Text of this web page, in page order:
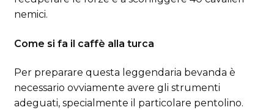
nemici.
Come si fa il caffè alla turca
Per preparare questa leggendaria bevanda è
necessario ovviamente avere gli strumenti
adeguati, specialmente il particolare pentolino.